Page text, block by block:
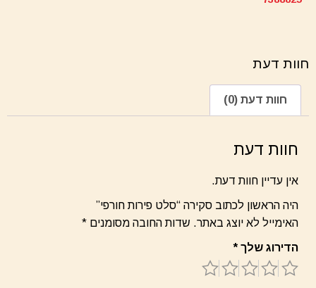
חוות דעת
חוות דעת (0)
חוות דעת
אין עדיין חוות דעת.
היה הראשון לכתוב סקירה “סלט פירות חורפי”
האימייל לא יוצג באתר. שדות החובה מסומנים *
הדירוג שלך *